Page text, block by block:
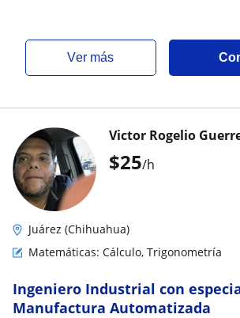
ver más
$25/h
Victor Rogelio
Juárez (Chihuahua)
Matemáticas: Cálculo, Trigonometría
Ingeniero Industrial con
Manufactura Automatizada